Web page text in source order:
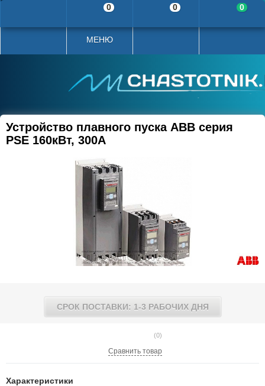
МЕНЮ
Устройство плавного пуска ABB серия
PSE 160кВт, 300А
СРОК ПОСТАВКИ: 1-3 РАБОЧИХ ДНЯ
(0)
Сравнить товар
Характеристики
0 0 0